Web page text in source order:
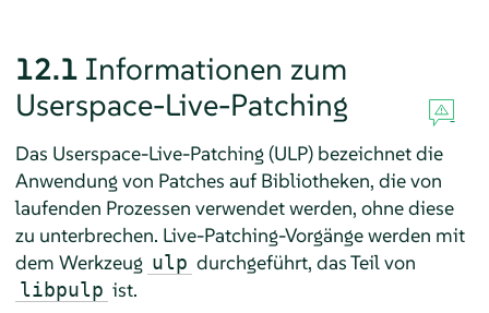
12.1 Informationen zum
Userspace-Live-Patching
Das Userspace-Live-Patching (ULP) bezeichnet die
Anwendung von Patches auf Bibliotheken, die von
laufenden Prozessen verwendet werden, ohne diese
zu unterbrechen. Live-Patching-Vorgänge werden mit
dem Werkzeug ulp durchgeführt, das Teil von
libpulp ist.